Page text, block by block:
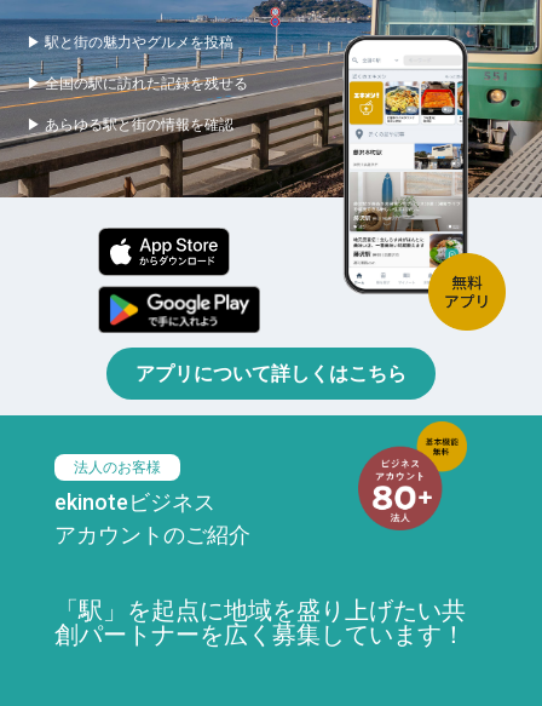
▶ 駅と街の魅力やグルメを投稿
▶ 全国の駅に訪れた記録を残せる
▶ あらゆる駅と街の情報を確認
アプリについて詳しくはこちら
法人のお客様
ekinoteビジネス
アカウントのご紹介
「駅」を起点に地域を盛り上げたい共
創パートナーを広く募集しています！